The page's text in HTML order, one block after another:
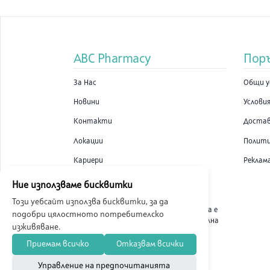
ABC Pharmacy
За Нас
Новини
Контакти
Локации
Кариери
Общи
ABC Pharmacy онлайн аптека е
лицензирана от Изпълнителна
Ние използваме бисквитки
Този уебсайт използва бисквитки, за да
подобри цялостното потребителско
изживяване.
Приемам всичко
Отказвам всички
Управление на предпочитанията